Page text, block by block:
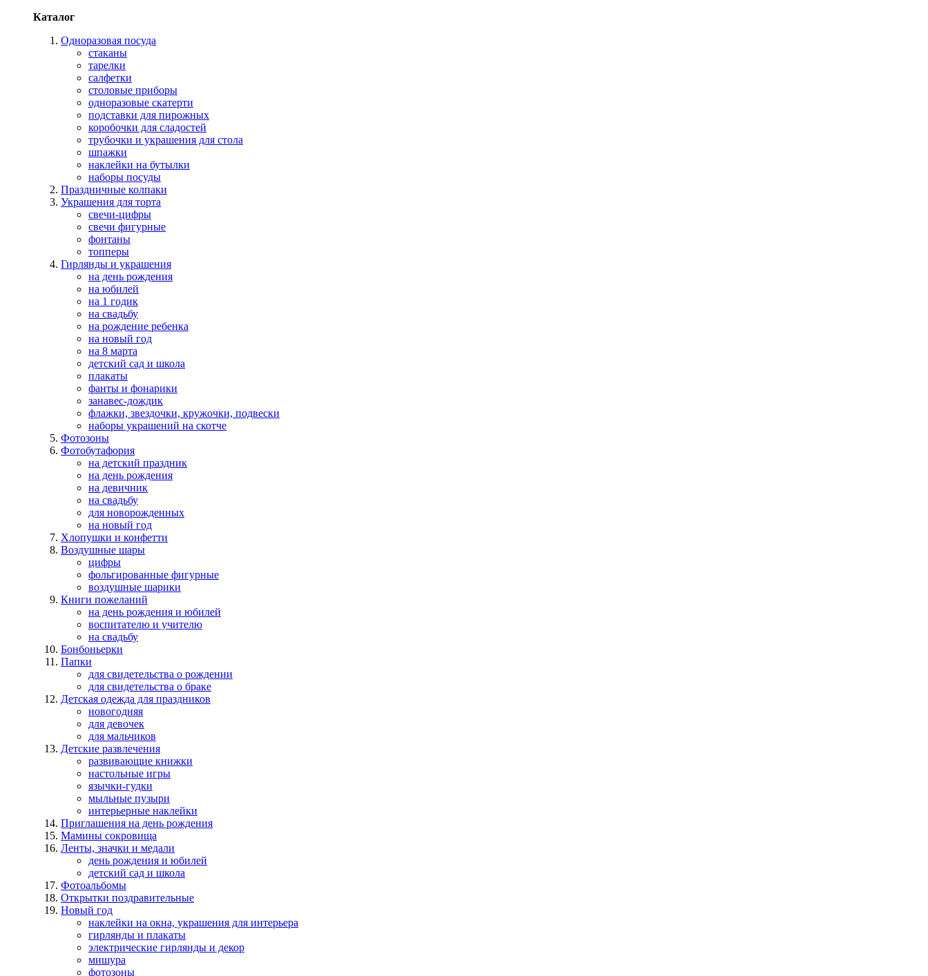
Каталог
Одноразовая посуда
стаканы
тарелки
салфетки
столовые приборы
одноразовые скатерти
подставки для пирожных
коробочки для сладостей
трубочки и украшения для стола
шпажки
наклейки на бутылки
наборы посуды
Праздничные колпаки
Украшения для торта
свечи-цифры
свечи фигурные
фонтаны
топперы
Гирлянды и украшения
на день рождения
на юбилей
на 1 годик
на свадьбу
на рождение ребенка
на новый год
на 8 марта
детский сад и школа
плакаты
фанты и фонарики
занавес-дождик
флажки, звездочки, кружочки, подвески
наборы украшений на скотче
Фотозоны
Фотобутафория
на детский праздник
на день рождения
на девичник
на свадьбу
для новорожденных
на новый год
Хлопушки и конфетти
Воздушные шары
цифры
фольгированные фигурные
воздушные шарики
Книги пожеланий
на день рождения и юбилей
воспитателю и учителю
на свадьбу
Бонбоньерки
Папки
для свидетельства о рождении
для свидетельства о браке
Детская одежда для праздников
новогодняя
для девочек
для мальчиков
Детские развлечения
развивающие книжки
настольные игры
язычки-гудки
мыльные пузыри
интерьерные наклейки
Приглашения на день рождения
Мамины сокровища
Ленты, значки и медали
день рождения и юбилей
детский сад и школа
Фотоальбомы
Открытки поздравительные
Новый год
наклейки на окна, украшения для интерьера
гирлянды и плакаты
электрические гирлянды и декор
мишура
фотозоны